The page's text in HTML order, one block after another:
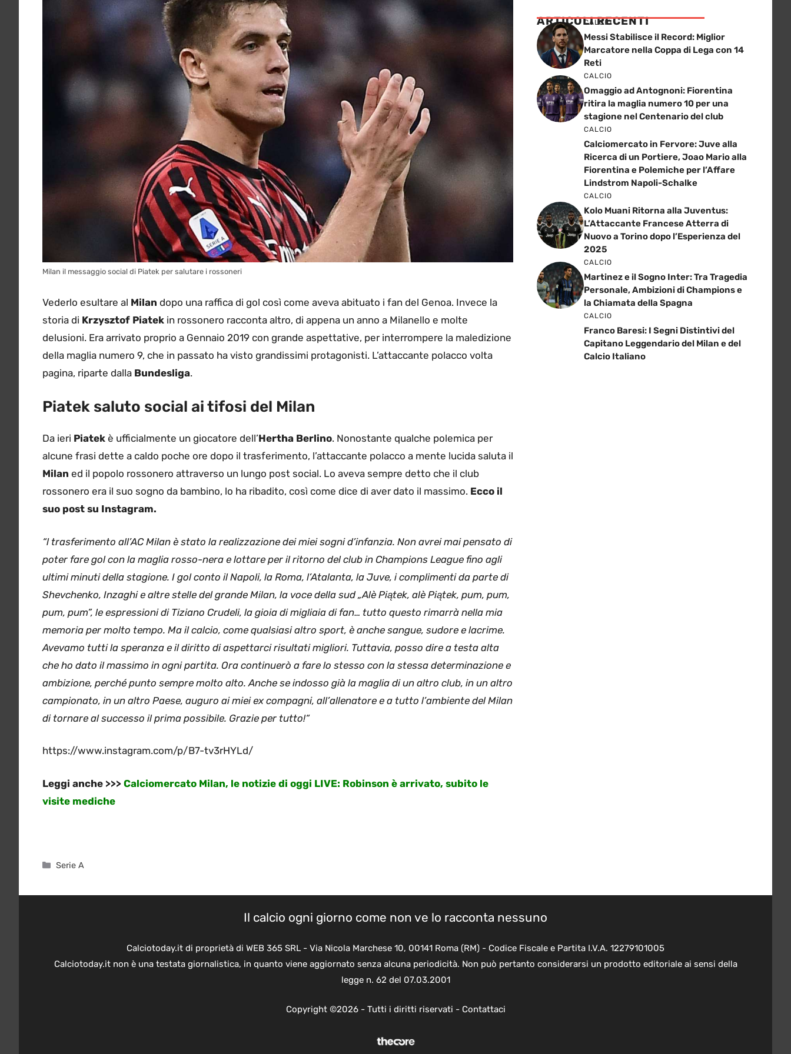
Milan il messaggio social di Piatek per salutare i rossoneri
Vederlo esultare al Milan dopo una raffica di gol così come aveva abituato i fan del Genoa. Invece la
storia di Krzysztof Piatek in rossonero racconta altro, di appena un anno a Milanello e molte
delusioni. Era arrivato proprio a Gennaio 2019 con grande aspettative, per interrompere la maledizione
della maglia numero 9, che in passato ha visto grandissimi protagonisti. L’attaccante polacco volta
pagina, riparte dalla Bundesliga.
Piatek saluto social ai tifosi del Milan
Da ieri Piatek è ufficialmente un giocatore dell’Hertha Berlino. Nonostante qualche polemica per
alcune frasi dette a caldo poche ore dopo il trasferimento, l’attaccante polacco a mente lucida saluta il
Milan ed il popolo rossonero attraverso un lungo post social. Lo aveva sempre detto che il club
rossonero era il suo sogno da bambino, lo ha ribadito, così come dice di aver dato il massimo. Ecco il
suo post su Instagram.
“l trasferimento all’AC Milan è stato la realizzazione dei miei sogni d’infanzia. Non avrei mai pensato di
poter fare gol con la maglia rosso-nera e lottare per il ritorno del club in Champions League fino agli
ultimi minuti della stagione. I gol conto il Napoli, la Roma, l’Atalanta, la Juve, i complimenti da parte di
Shevchenko, Inzaghi e altre stelle del grande Milan, la voce della sud „Alè Piątek, alè Piątek, pum, pum,
pum, pum”, le espressioni di Tiziano Crudeli, la gioia di migliaia di fan… tutto questo rimarrà nella mia
memoria per molto tempo. Ma il calcio, come qualsiasi altro sport, è anche sangue, sudore e lacrime.
Avevamo tutti la speranza e il diritto di aspettarci risultati migliori. Tuttavia, posso dire a testa alta
che ho dato il massimo in ogni partita. Ora continuerò a fare lo stesso con la stessa determinazione e
ambizione, perché punto sempre molto alto. Anche se indosso già la maglia di un altro club, in un altro
campionato, in un altro Paese, auguro ai miei ex compagni, all’allenatore e a tutto l’ambiente del Milan
di tornare al successo il prima possibile. Grazie per tutto!“
https://www.instagram.com/p/B7-tv3rHYLd/
Leggi anche >>> Calciomercato Milan, le notizie di oggi LIVE: Robinson è arrivato, subito le
visite mediche
Categorie
Serie A
ARTICOLI RECENTI
CALCIO
Messi Stabilisce il Record: Miglior
Marcatore nella Coppa di Lega con 14
Reti
CALCIO
Omaggio ad Antognoni: Fiorentina
ritira la maglia numero 10 per una
stagione nel Centenario del club
CALCIO
Calciomercato in Fervore: Juve alla
Ricerca di un Portiere, Joao Mario alla
Fiorentina e Polemiche per l’Affare
Lindstrom Napoli-Schalke
CALCIO
Kolo Muani Ritorna alla Juventus:
L’Attaccante Francese Atterra di
Nuovo a Torino dopo l’Esperienza del
2025
CALCIO
Martinez e il Sogno Inter: Tra Tragedia
Personale, Ambizioni di Champions e
la Chiamata della Spagna
CALCIO
Franco Baresi: I Segni Distintivi del
Capitano Leggendario del Milan e del
Calcio Italiano
Il calcio ogni giorno come non ve lo racconta nessuno
Calciotoday.it di proprietà di WEB 365 SRL - Via Nicola Marchese 10, 00141 Roma (RM) - Codice Fiscale e Partita I.V.A. 12279101005
Calciotoday.it non è una testata giornalistica, in quanto viene aggiornato senza alcuna periodicità. Non può pertanto considerarsi un prodotto editoriale ai sensi della
legge n. 62 del 07.03.2001
Copyright ©2026 - Tutti i diritti riservati - Contattaci